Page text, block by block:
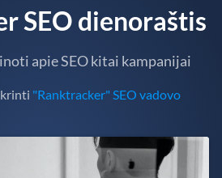
SEO dienoraštis
apie SEO kitai kampanijai
"Ranktracker" SEO vadovo